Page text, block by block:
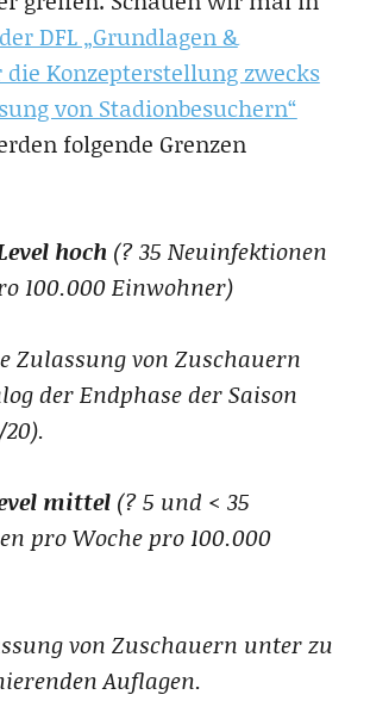
DFL „Grundlagen &
Konzepterstellung zwecks
von Stadionbesuchern“
folgende Grenzen
hoch(? 35 Neuinfektionen
100.000 Einwohner)
Zulassung von Zuschauern
der Endphase der Saison
20).
mittel(? 5 und < 35
pro Woche pro 100.000
von Zuschauern unter zu
Auflagen.